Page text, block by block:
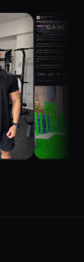
GAMEPLAY